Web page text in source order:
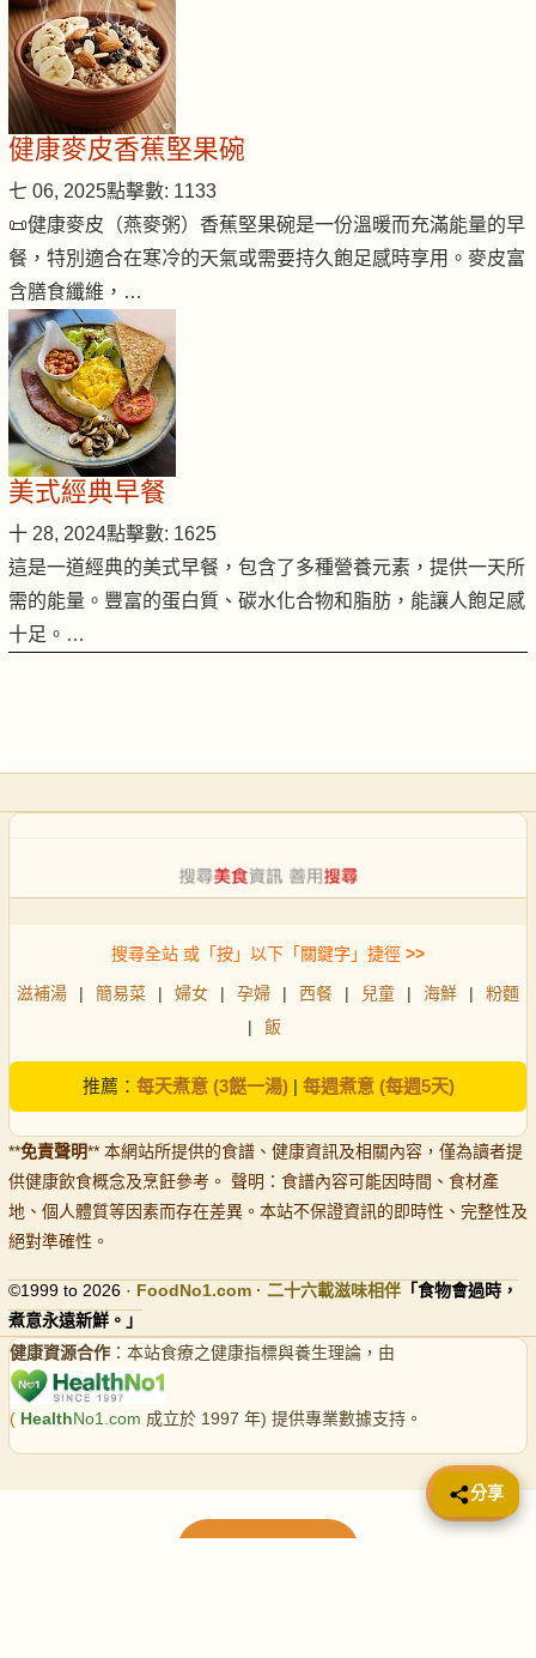
健康麥皮香蕉堅果碗
七 06, 2025點擊數: 1133
📜健康麥皮（燕麥粥）香蕉堅果碗是一份溫暖而充滿能量的早
餐，特別適合在寒冷的天氣或需要持久飽足感時享用。麥皮富
含膳食纖維，…
美式經典早餐
十 28, 2024點擊數: 1625
這是一道經典的美式早餐，包含了多種營養元素，提供一天所
需的能量。豐富的蛋白質、碳水化合物和脂肪，能讓人飽足感
十足。…
搜尋全站 或「按」以下「關鍵字」捷徑 >>
滋補湯 | 簡易菜 | 婦女 | 孕婦 | 西餐 | 兒童 | 海鮮 |
粉麵
|
飯
推薦： 每天煮意 (3餸一湯)| 每週煮意 (每週5天)
**免責聲明** 本網站所提供的食譜、健康資訊及相關內容，僅為讀者提
供健康飲食概念及烹飪參考。 聲明：食譜內容可能因時間、食材產
地、個人體質等因素而存在差異。本站不保證資訊的即時性、完整性及
絕對準確性。
©1999 to 2026 · FoodNo1.com · 二十六載滋味相伴 「食物會過時，
煮意永遠新鮮。」
健康資源合作 ：本站食療之健康指標與養生理論，由
( HealthNo1.com 成立於 1997 年) 提供專業數據支持。
📤 分享
分享